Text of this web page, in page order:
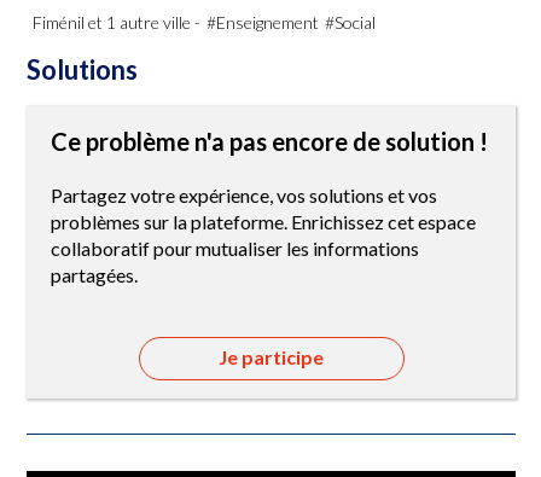
Fiménil et 1 autre ville - #Enseignement #Social
Solutions
Ce problème n'a pas encore de solution !
Partagez votre expérience, vos solutions et vos
problèmes sur la plateforme. Enrichissez cet espace
collaboratif pour mutualiser les informations
partagées.
Je participe